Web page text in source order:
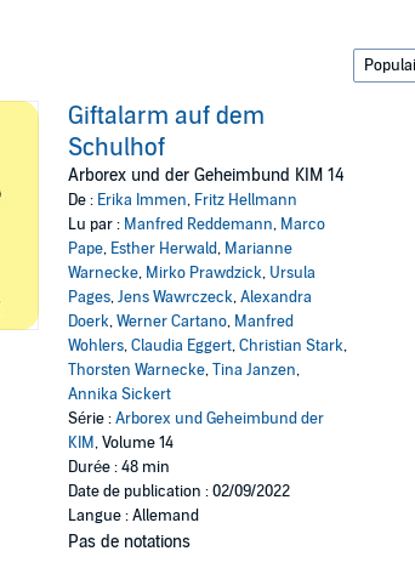
Giftalarm auf dem
Schulhof
Arborex und der Geheimbund KIM 14
De : Erika Immen, Fritz Hellmann
Lu par : Manfred Reddemann, Marco
Pape, Esther Herwald, Marianne
Warnecke, Mirko Prawdzick, Ursula
Pages,Jens Wawrczeck,Alexandra
Doerk,Werner Cartano, Manfred
Wohlers,Claudia Eggert,Christian Stark,
Thorsten Warnecke,Tina Janzen,
Annika Sickert
Série :Arborex und Geheimbund der
KIM, Volume 14
Durée : 48 min
Date de publication : 02/09/2022
Langue : Allemand
Pas de notations